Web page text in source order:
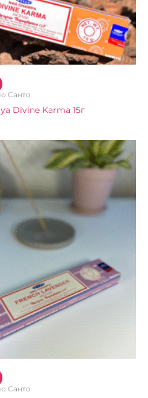
Санто
Divine Karma 15г
Санто